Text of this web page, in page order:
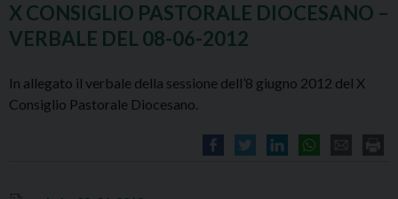
X CONSIGLIO PASTORALE DIOCESANO –
VERBALE DEL 08-06-2012
In allegato il verbale della sessione dell’8 giugno 2012 del X
Consiglio Pastorale Diocesano.